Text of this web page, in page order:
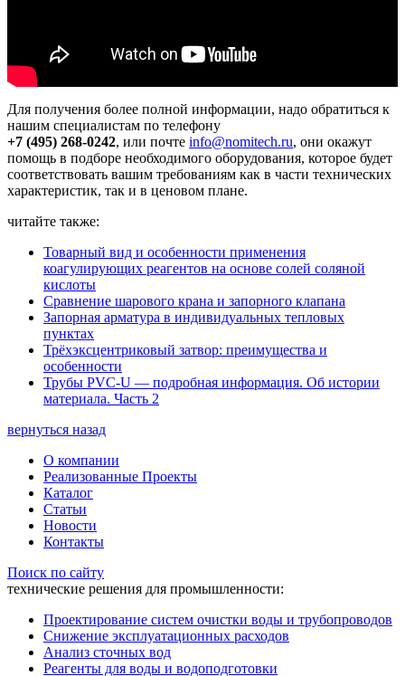
Для получения более полной информации, надо обратиться к
нашим специалистам по телефону
+7 (495) 268-0242, или почте info@nomitech.ru, они окажут
помощь в подборе необходимого оборудования, которое будет
соответствовать вашим требованиям как в части технических
характеристик, так и в ценовом плане.
читайте также:
Товарный вид и особенности применения
коагулирующих реагентов на основе солей соляной
кислоты
Сравнение шарового крана и запорного клапана
Запорная арматура в индивидуальных тепловых
пунктах
Трёхэксцентриковый затвор: преимущества и
особенности
Трубы PVC-U — подробная информация. Об истории
материала. Часть 2
вернуться назад
О компании
Реализованные Проекты
Каталог
Статьи
Новости
Контакты
Поиск по сайту
технические решения для промышленности:
Проектирование систем очистки воды и трубопроводов
Снижение эксплуатационных расходов
Анализ сточных вод
Реагенты для воды и водоподготовки